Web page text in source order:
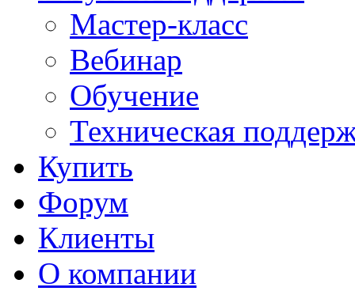
Мастер-класс
Вебинар
Обучение
Техническая
Купить
Форум
Клиенты
О компании